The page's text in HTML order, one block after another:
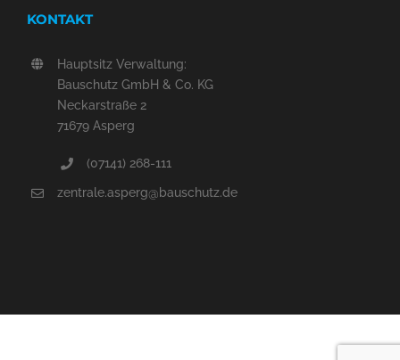
KONTAKT
Hauptsitz Verwaltung:
Bauschutz GmbH & Co. KG
Neckarstraße 2
71679 Asperg
(07141) 268-111
zentrale.asperg@bauschutz.de